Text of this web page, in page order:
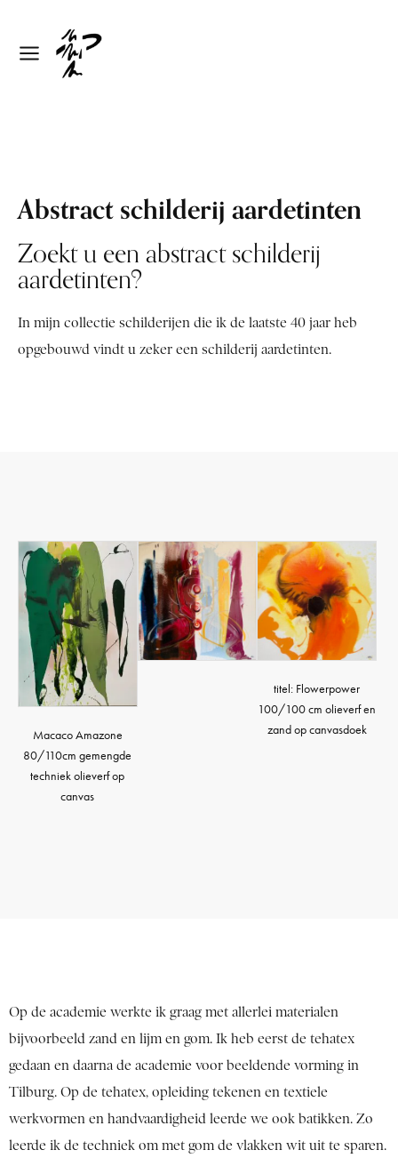
Abstract schilderij aardetinten
Zoekt u een abstract schilderij
aardetinten?
In mijn collectie schilderijen die ik de laatste 40 jaar heb
opgebouwd vindt u zeker een schilderij aardetinten.
Macaco Amazone
80/110cm gemengde
techniek olieverf op
canvas
titel: Flowerpower
100/100 cm olieverf en
zand op canvasdoek
Op de academie werkte ik graag met allerlei materialen
bijvoorbeeld zand en lijm en gom. Ik heb eerst de tehatex
gedaan en daarna de academie voor beeldende vorming in
Tilburg. Op de tehatex, opleiding tekenen en textiele
werkvormen en handvaardigheid leerde we ook batikken. Zo
leerde ik de techniek om met gom de vlakken wit uit te sparen.